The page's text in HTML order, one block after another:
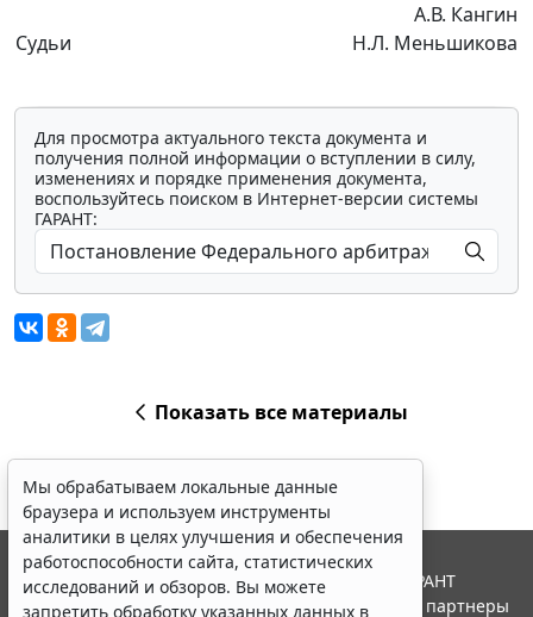
Судьи
А.В. Кангин
Н.Л. Меньшикова
Для просмотра актуального текста документа и
получения полной информации о вступлении в силу,
изменениях и порядке применения документа,
воспользуйтесь поиском в Интернет-версии системы
ГАРАНТ:
Показать все материалы
Мы обрабатываем локальные данные
браузера и используем инструменты
аналитики в целях улучшения и обеспечения
работоспособности сайта, статистических
исследований и обзоров. Вы можете
запретить обработку указанных данных в
© ООО "НПП "ГАРАНТ-СЕРВИС", 2026. Система ГАРАНТ
выпускается с 1990 года. Компания "Гарант" и ее партнеры